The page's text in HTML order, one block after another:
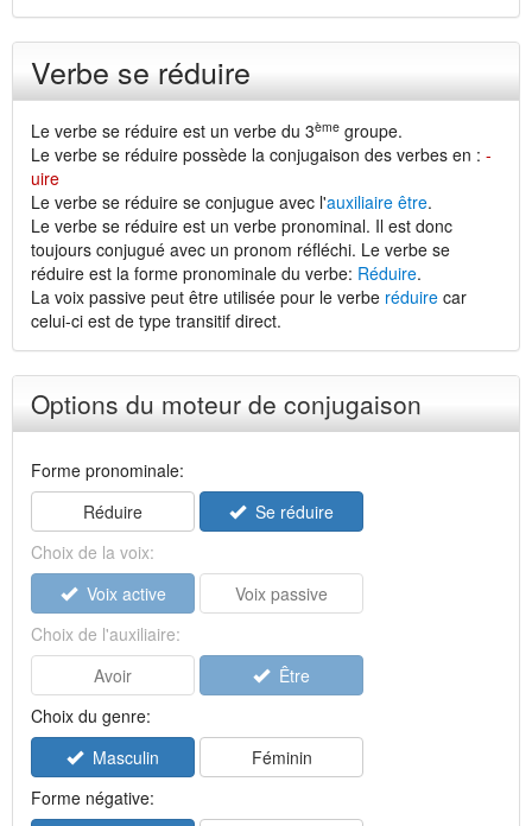
Verbe se réduire
Le verbe se réduire est un verbe du 3ème groupe.
Le verbe se réduire possède la conjugaison des verbes en : -
uire
Le verbe se réduire se conjugue avec l'auxiliaire être.
Le verbe se réduire est un verbe pronominal. Il est donc
toujours conjugué avec un pronom réfléchi. Le verbe se
réduire est la forme pronominale du verbe: Réduire.
La voix passive peut être utilisée pour le verbe réduire car
celui-ci est de type transitif direct.
Options du moteur de conjugaison
Forme pronominale:
Réduire
Se réduire
Choix de la voix:
Voix active
Voix passive
Choix de l'auxiliaire:
Avoir
Être
Choix du genre:
Masculin
Féminin
Forme négative: